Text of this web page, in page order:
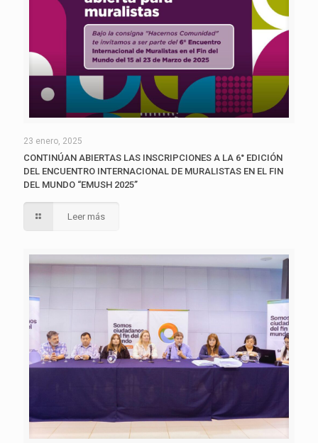
23 enero, 2025
CONTINÚAN ABIERTAS LAS INSCRIPCIONES A LA 6° EDICIÓN
DEL ENCUENTRO INTERNACIONAL DE MURALISTAS EN EL FIN
DEL MUNDO “EMUSH 2025”
Leer más